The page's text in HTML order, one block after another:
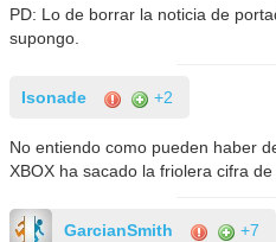
PD: Lo de borrar la noticia de
supongo.
Isonade +2
No entiendo como pueden haber
XBOX ha sacado la friolera cifra
GarcianSmith +7